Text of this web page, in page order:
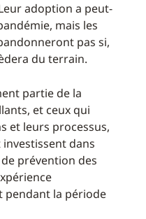
adoption a peut-
mais les
pas si,
du terrain.
partie de la
et ceux qui
et leurs processus,
dans
prévention des
pendant la période